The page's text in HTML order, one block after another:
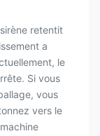
retentit
a
le
Si vous
vous
vers le